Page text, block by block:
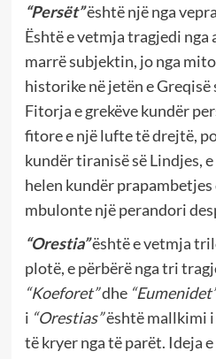
“Persët”është një nga
Është e vetmja tragjedi nga
marrë subjektin, jo nga
historike në jetën e Greqisë
Fitorja e grekëve kundër
fitore e një lufte të drejtë,
kundër tiranisë së Lindjes,
helen kundër prapambetjes
mbulonte një perandori
“Orestia”është e vetmja
plotë, e përbërë nga tri
“Koeforet”dhe
i “Orestias”është mallkimi
të kryer nga të parët. Ideja